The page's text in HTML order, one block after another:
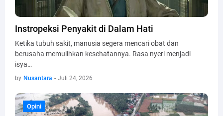
Instropeksi Penyakit di Dalam Hati
Ketika tubuh sakit, manusia segera mencari obat dan
berusaha memulihkan kesehatannya. Rasa nyeri menjadi
isya…
by Nusantara - Juli 24, 2026
Opini
Opini